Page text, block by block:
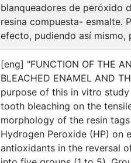
blanqueadores de peróxido
resina compuesta- esmalte.
efecto, pudiendo así
[eng] "FUNCTION OF THE
BLEACHED ENAMEL AND
purpose of this in vitro
tooth bleaching on the
morphology of the resin
Hydrogen Peroxide (HP) on
antioxidants in the reversal